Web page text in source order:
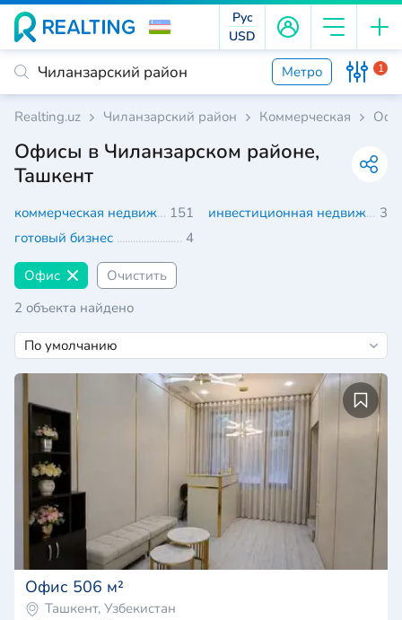
Рус
USD
Метро 1
Realting.uz Чиланзарский район Коммерческая
Офисы в Чиланзарском районе,
Ташкент
коммерческая недвижимость 151 инвестиционная недвижимость 3
готовый бизнес
4
Офис
Очистить
2 объекта найдено
Офис 506 м²
Ташкент, Узбекистан